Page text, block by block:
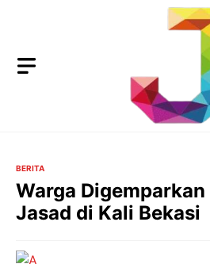
BERITA
Warga Digemparkan
Jasad di Kali Bekasi